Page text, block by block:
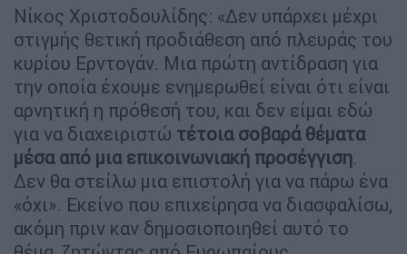
Νίκος Χριστοδουλίδης: «Δεν υπάρχει μέχρι
στιγμής θετική προδιάθεση από πλευράς του
κυρίου Ερντογάν. Μια πρώτη αντίδραση για
την οποία έχουμε ενημερωθεί είναι ότι είναι
αρνητική η πρόθεσή του, και δεν είμαι εδώ
για να διαχειριστώ τέτοια σοβαρά θέματα
μέσα από μια επικοινωνιακή προσέγγιση.
Δεν θα στείλω μια επιστολή για να πάρω ένα
«όχι». Εκείνο που επιχείρησα να διασφαλίσω,
ακόμη πριν καν δημοσιοποιηθεί αυτό το